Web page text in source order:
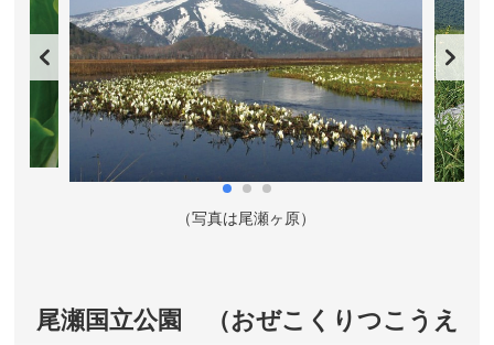
（写真は尾瀬ヶ原）
尾瀬国立公園 （おぜこくりつこうえ